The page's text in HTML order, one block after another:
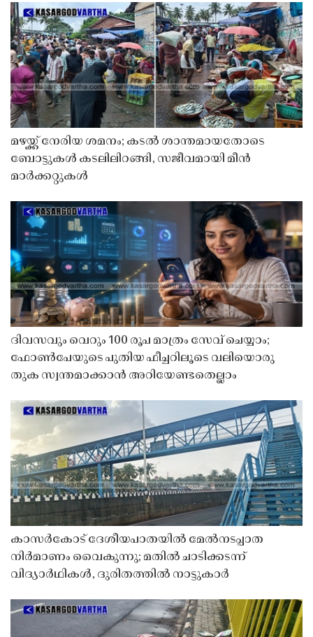
മഴയ്ക്ക് നേരിയ ശമനം; കടൽ ശാന്തമായതോടെ
ബോട്ടുകൾ കടലിലിറങ്ങി, സജീവമായി മീൻ
മാർക്കറ്റുകൾ
ദിവസവും വെറും 100 രൂപ മാത്രം സേവ് ചെയ്യാം;
ഫോൺപേയുടെ പുതിയ ഫീച്ചറിലൂടെ വലിയൊരു
തുക സ്വന്തമാക്കാൻ അറിയേണ്ടതെല്ലാം
കാസർകോട് ദേശീയപാതയിൽ മേൽനടപ്പാത
നിർമാണം വൈകുന്നു; മതിൽ ചാടിക്കടന്ന്
വിദ്യാർഥികൾ, ദുരിതത്തിൽ നാട്ടുകാർ